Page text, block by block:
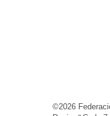
©2026